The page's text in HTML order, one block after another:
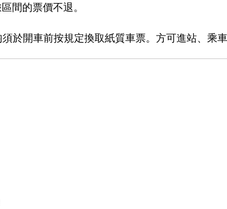
間的票價不退。
於開車前按規定換取紙質車票。方可進站、乘車